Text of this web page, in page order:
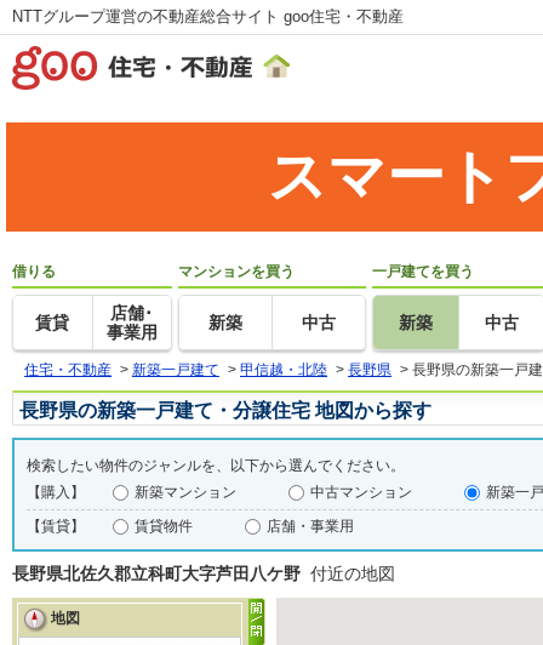
NTTグループ運営の不動産総合サイト goo住宅・不動産
スマート
借りる
賃貸
店舗･
事業用
マンションを買う
新築 中古
一戸建てを買う
新築 中古
住宅・不動産 > 新築一戸建て > 甲信越・北陸 > 長野県 > 長野県の新築一戸
長野県の新築一戸建て・分譲住宅 地図から探す
検索したい物件のジャンルを、以下から選んでください。
【購入】
新築マンション 中古マンション
新築一
【賃貸】
賃貸物件 店舗・事業用
長野県北佐久郡立科町大字芦田八ケ野 付近の地図
地図